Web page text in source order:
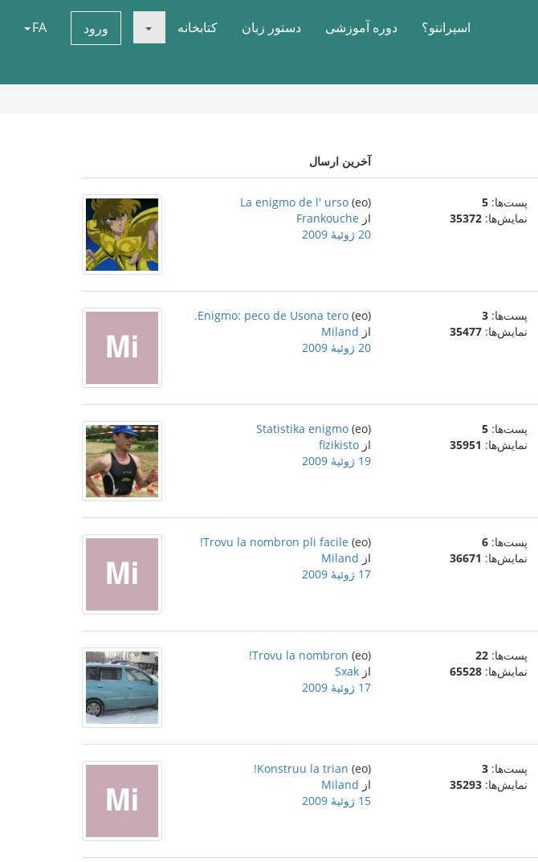
اسپرانتو؟ دوره آموزشی دستور زبان کتابخانه ورود FA
آخرین ارسال
پست‌ها: 5
نمایش‌ها: 35372
(eo)
La enigmo de l' urso
از Frankouche
20 ژوئیهٔ 2009
پست‌ها: 3
نمایش‌ها: 35477
(eo)
Enigmo: peco de Usona tero.
از Miland
20 ژوئیهٔ 2009
پست‌ها: 5
نمایش‌ها: 35951
(eo)
Statistika enigmo
از fizikisto
19 ژوئیهٔ 2009
پست‌ها: 6
نمایش‌ها: 36671
(eo)
Trovu la nombron pli facile!
از Miland
17 ژوئیهٔ 2009
پست‌ها: 22
نمایش‌ها: 65528
(eo)
Trovu la nombron!
از Sxak
17 ژوئیهٔ 2009
پست‌ها: 3
نمایش‌ها: 35293
(eo)
Konstruu la trian!
از Miland
15 ژوئیهٔ 2009